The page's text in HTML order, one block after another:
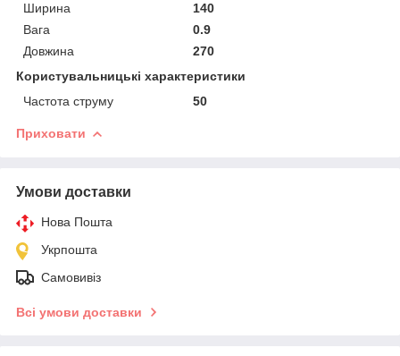
Ширина
140
Вага
0.9
Довжина
270
Користувальницькі характеристики
Частота струму
50
Приховати
Умови доставки
Нова Пошта
Укрпошта
Самовивіз
Всі умови доставки